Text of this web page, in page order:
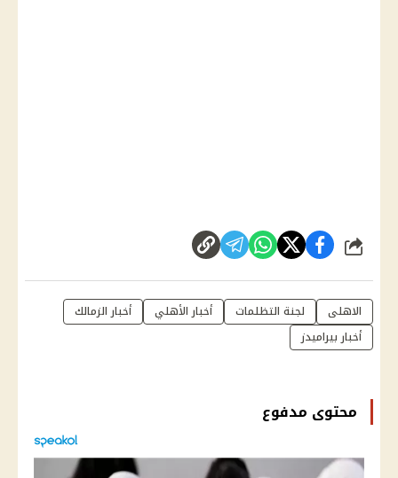
شارك
الاهلى لجنة التظلمات أخبار الأهلي
أخبار الزمالك
أخبار بيراميدز
محتوى مدفوع